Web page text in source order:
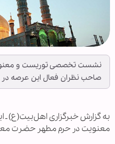
نشست تخصصی توریست و
صاحب نظران فعال این عرصه در
به گزارش خبرگزاری اهل‌بیت(ع)
معنویت در حرم مطهر حضرت